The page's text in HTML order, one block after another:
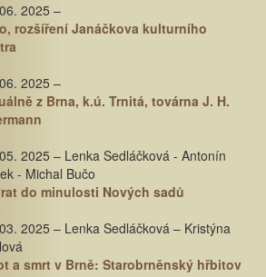
2025 –
rozšíření Janáčkova kulturního
2025 –
z Brna, k.ú. Trnitá, továrna J. H.
2025 – Lenka Sedláčková - Antonín
- Michal Bučo
do minulosti Nových sadů
2025 – Lenka Sedláčková – Kristýna
a smrt v Brně: Starobrněnský hřbitov